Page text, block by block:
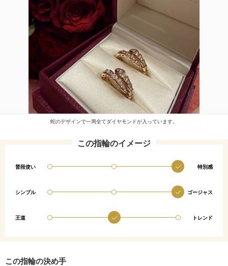
蛇のデザインで一周全てダイヤモンドが入っています。
この指輪のイメージ
普段使い 特別感
シンプル ゴージャス
王道 トレンド
この指輪の決め手